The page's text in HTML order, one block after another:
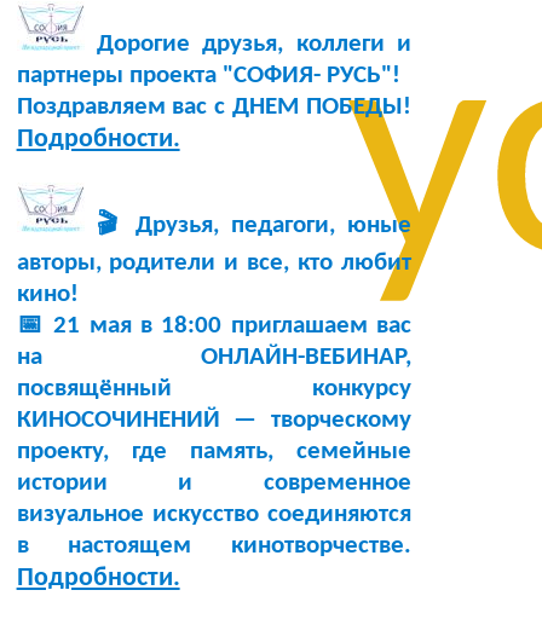
Дорогие друзья, коллеги и
партнеры проекта "СОФИЯ- РУСЬ"!
Поздравляем вас с ДНЕМ ПОБЕДЫ!
Подробности.
🎬 Друзья, педагоги, юные
авторы, родители и все, кто любит
кино!
📅 21 мая в 18:00 приглашаем вас
на ОНЛАЙН-ВЕБИНАР,
посвящённый конкурсу
КИНОСОЧИНЕНИЙ — творческому
проекту, где память, семейные
истории и современное
визуальное искусство соединяются
в настоящем кинотворчестве.
Подробности.